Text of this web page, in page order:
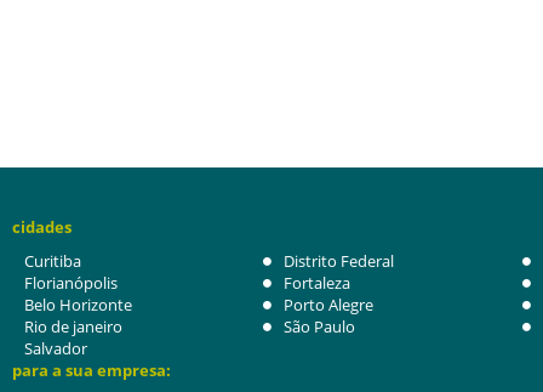
cidades
Curitiba
Distrito Federal
Florianópolis
Fortaleza
Belo Horizonte
Porto Alegre
Rio de janeiro
São Paulo
Salvador
para a sua empresa: